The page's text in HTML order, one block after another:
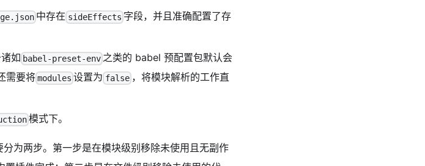
中存在 sideEffects 字段，并且准确配置了存
如 babel-preset-env 之类的 babel 预配置包默认会
需要将modules 设置为 false，将模块解析的工作直
模式下。
为两步。第一步是在模块级别移除未使用且无副作